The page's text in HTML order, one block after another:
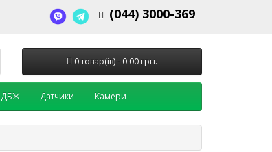
(044) 3000-369
0 товар(ів) - 0.00 грн.
ДБЖ Датчики Камери